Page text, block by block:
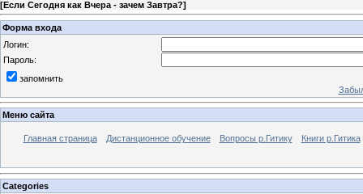
[Если Сегодня как Вчера - зачем Завтра?]
Форма входа
Логин:
Пароль:
запомнить
Меню сайта
Главная страница Дистанционное обучение Вопросы р.Гитику Книги р.Гитика
Categories